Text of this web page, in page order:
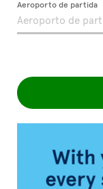
Aeroporto de partida